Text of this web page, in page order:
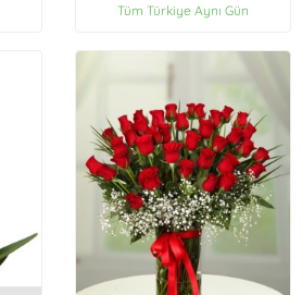
Tüm Türkiye Aynı Gün